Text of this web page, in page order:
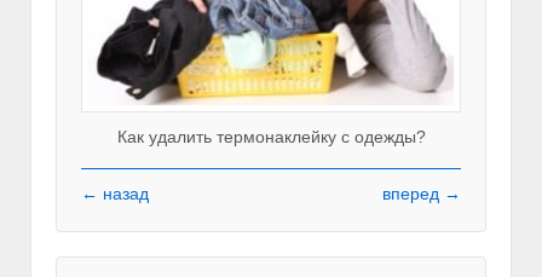
Как удалить термонаклейку с одежды?
← назад вперед →